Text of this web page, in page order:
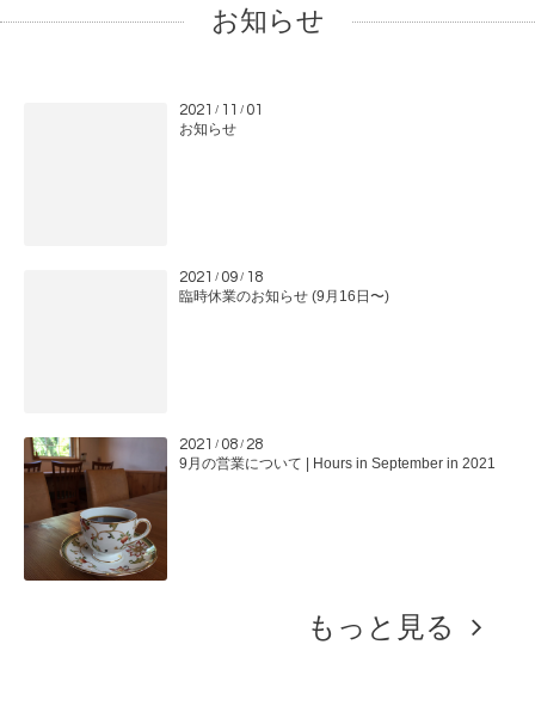
お知らせ
2021 / 11 / 01
お知らせ
2021 / 09 / 18
臨時休業のお知らせ (9月16日〜)
2021 / 08 / 28
9月の営業について | Hours in September in 2021
もっと見る